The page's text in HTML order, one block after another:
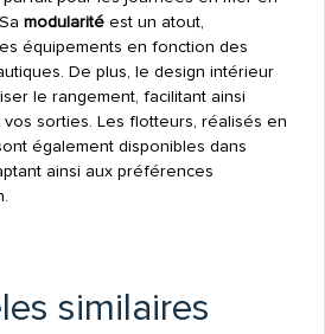
modularitéest un atout,
équipements en fonction des
De plus, le design intérieur
le rangement, facilitant ainsi
sorties. Les flotteurs, réalisés en
également disponibles dans
ainsi aux préférences
similaires